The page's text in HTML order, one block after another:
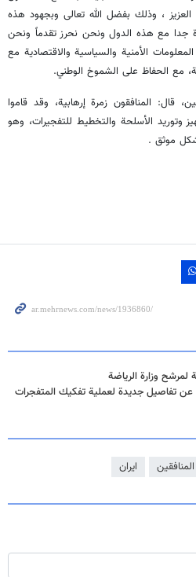
العزيز ، وذلك بفضل الله تعالى وبجهود هذه
جدا مع هذه الدول ونحن نحرز تقدماً ونحن
الأمنية والسياسية والاقتصادية مع
مع الحفاظ على الشموخ الوطني.
قال: المنافقون زمرة إرهابية، وقد قاموا
وتوريد الأسلحة والتخطيط للتفجيرات، وهو
موثق .
لمرشح وزارة الرياضة
عن تفاصيل جديدة لعملية تفكيك المتفجرات
ايران